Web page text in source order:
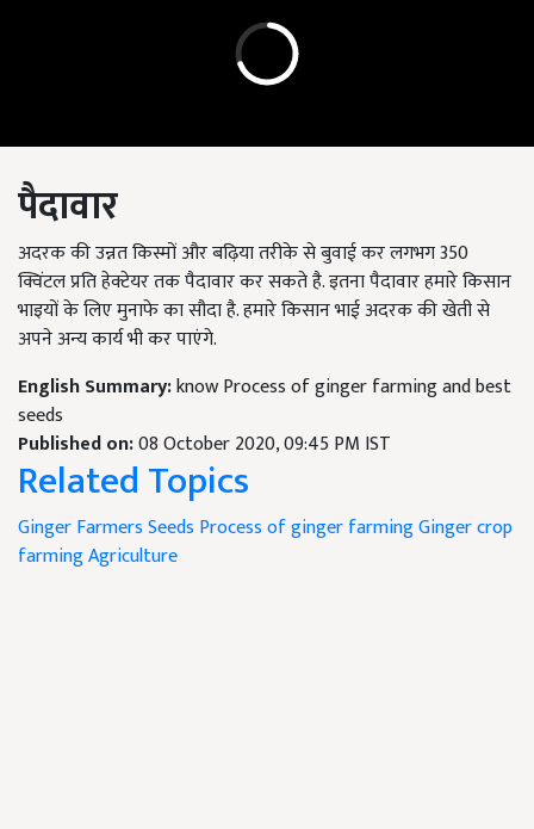
पैदावार
अदरक की उन्नत किस्मों और बढ़िया तरीके से बुवाई कर लगभग 350
क्विंटल प्रति हेक्टेयर तक पैदावार कर सकते है. इतना पैदावार हमारे किसान
भाइयों के लिए मुनाफे का सौदा है. हमारे किसान भाई अदरक की खेती से
अपने अन्य कार्य भी कर पाएंगे.
English Summary:know Process of ginger farming and best
seeds
Published on:08 October 2020, 09:45 PM IST
Related Topics
GingerFarmersSeeds Process of ginger farmingGinger crop
farmingAgriculture